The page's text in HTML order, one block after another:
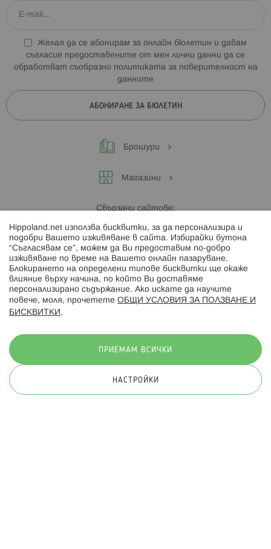
Желая да се абонирам за онлайн бюлетин и давам
съгласие предоставените от мен лични данни да се
обработват съобразно политиката за поверителност на
данните
АБОНИРАНЕ ЗА БЮЛЕТИН
Брошури
Магазини
Свързани сайтове:
Hippoland.ro
Последвайте ни:
© 2026 Hippoland.net. Всички права запазени
Hippoland.net използва бисквитки, за да персонализира и
подобри Вашето изживяване в сайта. Избирайки бутона
“Съгласявам се”, можем да Ви предоставим по-добро
изживяване по време на Вашето онлайн пазаруване.
Блокирането на определени типове бисквитки ще окаже
влияние върху начина, по който Ви доставяме
персонализирано съдържание. Ако искате да научите
повече, моля, прочетете ОБЩИ УСЛОВИЯ ЗА ПОЛЗВАНЕ И
БИСКВИТКИ .
ПРИЕМАМ ВСИЧКИ
НАСТРОЙКИ